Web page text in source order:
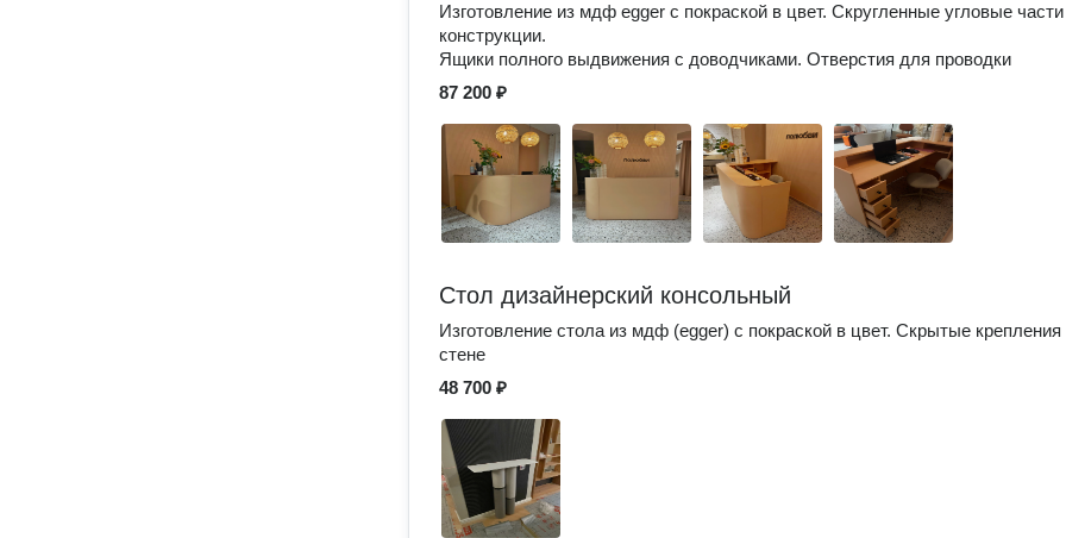
Изготовление из мдф egger с покраской в цвет. Скругленные угловые части
конструкции.
Ящики полного выдвижения с доводчиками. Отверстия для проводки
87 200 ₽
Стол дизайнерский консольный
Изготовление стола из мдф (egger) с покраской в цвет. Скрытые крепления
стене
48 700 ₽